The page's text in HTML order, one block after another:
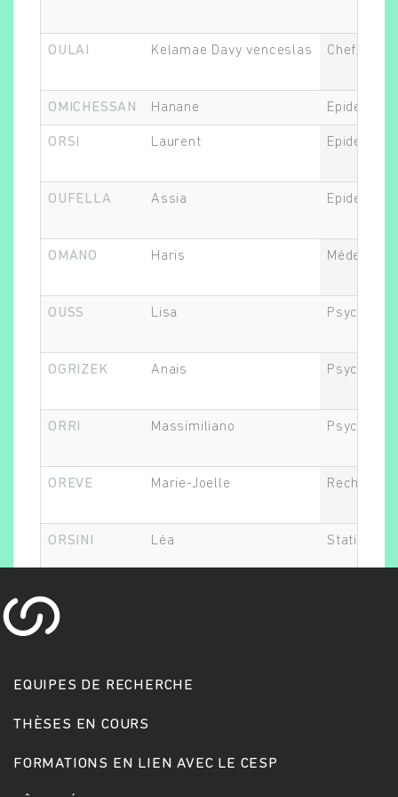
Rechercher
OULAI Kelamae Davy venceslas Chef.fe de
OMICHESSAN Hanane
ORSI Laurent
OUFELLA Assia
OMANO Haris Médecin
OUSS Lisa Psychiatre
OGRIZEK Anais Psychiatre
ORRI Massimiliano
OREVE Marie-Joelle
ORSINI Léa
EQUIPES DE RECHERCHE
THÈSES EN COURS
FORMATIONS EN LIEN AVEC LE CESP